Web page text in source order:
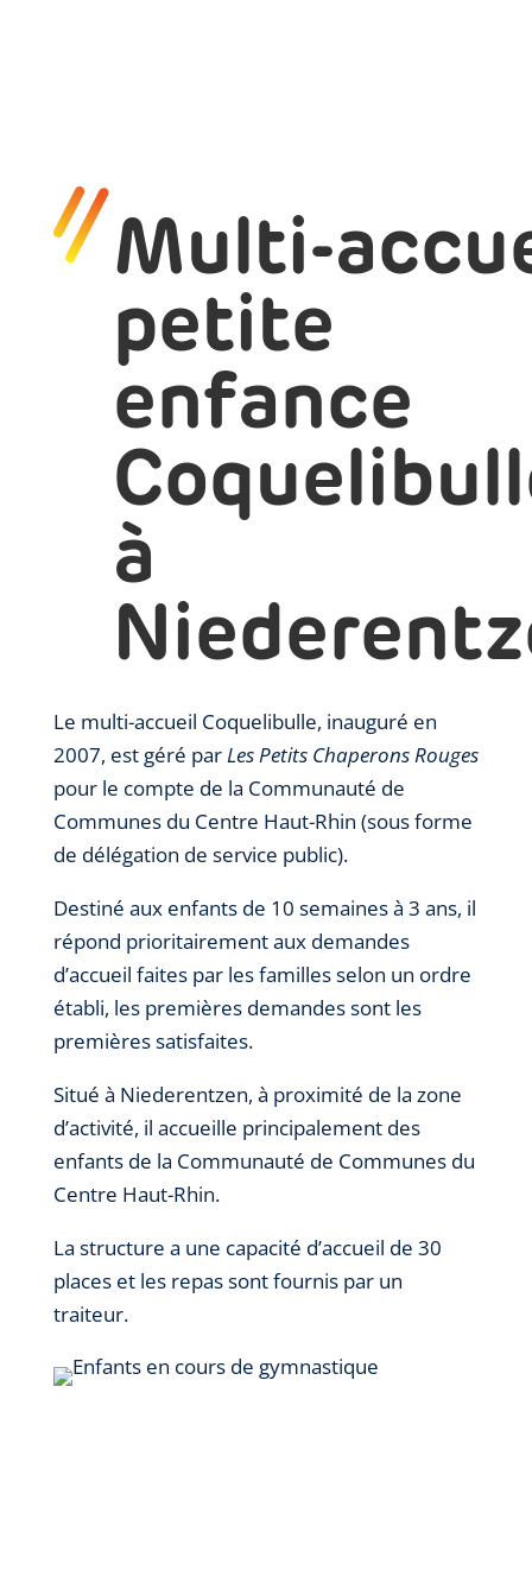
Multi-
petite
enfance
à
Le multi-accueil Coquelibulle, inauguré en
2007, est géré parLes Petits Chaperons Rouges
pour le compte de la Communauté de
Communes du Centre Haut-Rhin (sous forme
de délégation de service public).
Destiné aux enfants de 10 semaines à 3 ans, il
répond prioritairement aux demandes
d’accueil faites par les familles selon un ordre
établi, les premières demandes sont les
premières satisfaites.
Situé à Niederentzen, à proximité de la zone
d’activité, il accueille principalement des
enfants de la Communauté de Communes du
Centre Haut-Rhin.
La structure a une capacité d’accueil de 30
places et lesrepas sont fournis par un
traiteur.